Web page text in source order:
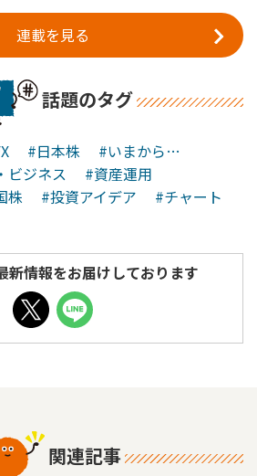
連載を見る
話題のタグ
#日本株
#いまから…
ビジネス
#資産運用
株 #投資アイデア
#チャート
新情報をお届けしております
関連記事